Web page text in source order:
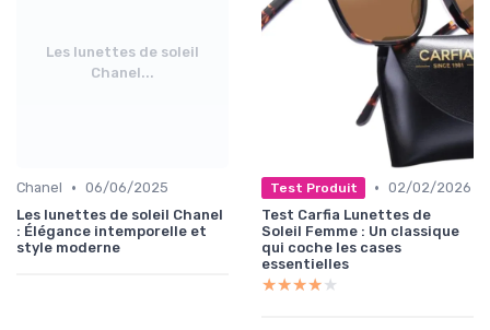
Les lunettes de soleil
Chanel...
Chanel • 06/06/2025
Les lunettes de soleil Chanel
: Élégance intemporelle et
style moderne
Test Produit • 02/02/2026
Test Carfia Lunettes de
Soleil Femme : Un classique
qui coche les cases
essentielles
★★★★★
★★★★★